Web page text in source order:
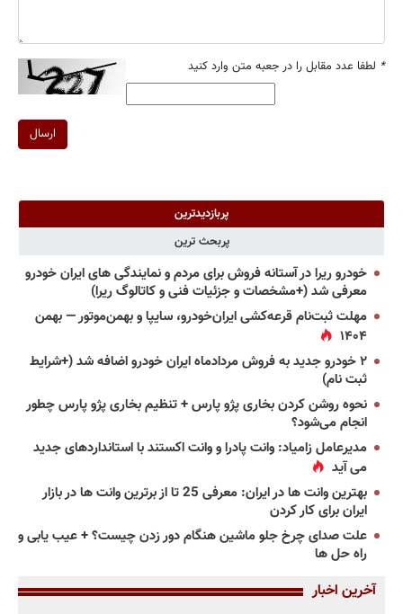
* لطفا عدد مقابل را در جعبه متن وارد کنید
ارسال
پربازدیدترین
پربحث ترین
خودرو ریرا در آستانه فروش برای مردم و نمایندگی های ایران خودرو
معرفی شد (+مشخصات و جزئیات فنی و کاتالوگ ریرا)
مهلت ثبت‌نام قرعه‌کشی ایران‌خودرو، سایپا و بهمن‌موتور — بهمن
۱۴۰۴
۲ خودرو جدید به فروش مردادماه ایران خودرو اضافه شد (+شرایط
ثبت نام)
نحوه روشن کردن بخاری پژو پارس + تنظیم بخاری پژو پارس چطور
انجام می‌شود؟
مدیرعامل زامیاد: وانت پادرا و وانت اکستند با استانداردهای جدید
می آید
بهترین وانت ها در ایران: معرفی 25 تا از برترین وانت ها در بازار
ایران برای کار کردن
علت صدای چرخ جلو ماشین هنگام دور زدن چیست؟ + عیب یابی و
راه حل ها
آخرین اخبار